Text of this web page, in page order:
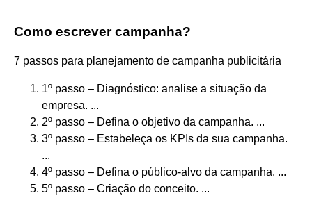
Como escrever campanha?
7 passos para planejamento de campanha publicitária
1º passo – Diagnóstico: analise a situação da
empresa. ...
2º passo – Defina o objetivo da campanha. ...
3º passo – Estabeleça os KPIs da sua campanha.
...
4º passo – Defina o público-alvo da campanha. ...
5º passo – Criação do conceito. ...